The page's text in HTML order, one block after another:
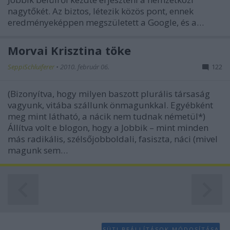
nagytőkét. Az biztos, létezik közös pont, ennek
eredményeképpen megszületett a Google, és a…
Morvai Krisztina töke
SeppiSchluiferer • 2010. február 06. 122
(Bizonyítva, hogy milyen baszott plurális társaság
vagyunk, vitába szállunk önmagunkkal. Egyébként
meg mint látható, a nácik nem tudnak németül*)
Állítva volt e blogon, hogy a Jobbik – mint minden
más radikális, szélsőjobboldali, fasiszta, náci (mivel
magunk sem…